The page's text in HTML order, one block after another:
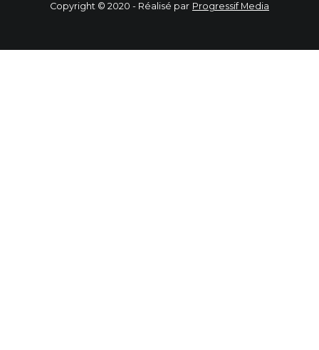
Copyright © 2020 - Réalisé par Progressif Media